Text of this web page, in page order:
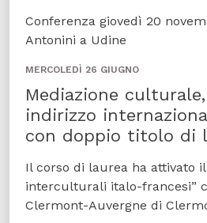
Conferenza giovedì 20
Antonini a Udine
MERCOLEDÌ 26 GIUGNO
Mediazione
indirizzo
con doppio titolo di
Il corso di laurea ha attivato
interculturali italo-francesi”
Clermont-Auvergne di